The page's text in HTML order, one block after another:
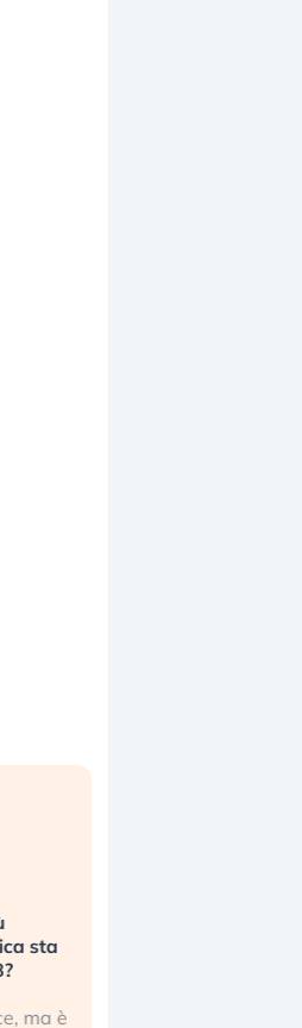
sta
ma è